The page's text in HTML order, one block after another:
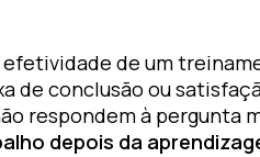
de um
de conclusão ou
respondem à pergunta
depois da